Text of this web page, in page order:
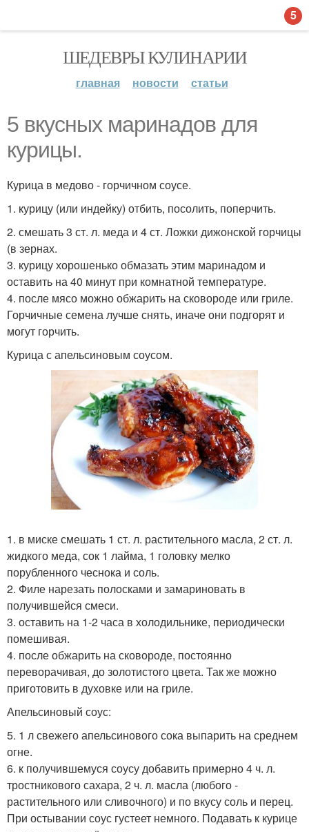
ШЕДЕВРЫ КУЛИНАРИИ
главная новости статьи
5 вкусных маринадов для
курицы.
Курица в медово - горчичном соусе.
1. курицу (или индейку) отбить, посолить, поперчить.
2. смешать 3 ст. л. меда и 4 ст. Ложки дижонской горчицы
(в зернах.
3. курицу хорошенько обмазать этим маринадом и
оставить на 40 минут при комнатной температуре.
4. после мясо можно обжарить на сковороде или гриле.
Горчичные семена лучше снять, иначе они подгорят и
могут горчить.
Курица с апельсиновым соусом.
1. в миске смешать 1 ст. л. растительного масла, 2 ст. л.
жидкого меда, сок 1 лайма, 1 головку мелко
порубленного чеснока и соль.
2. Филе нарезать полосками и замариновать в
получившейся смеси.
3. оставить на 1-2 часа в холодильнике, периодически
помешивая.
4. после обжарить на сковороде, постоянно
переворачивая, до золотистого цвета. Так же можно
приготовить в духовке или на гриле.
Апельсиновый соус:
5. 1 л свежего апельсинового сока выпарить на среднем
огне.
6. к получившемуся соусу добавить примерно 4 ч. л.
тростникового сахара, 2 ч. л. масла (любого -
растительного или сливочного) и по вкусу соль и перец.
При остывании соус густеет немного. Подавать к курице
5